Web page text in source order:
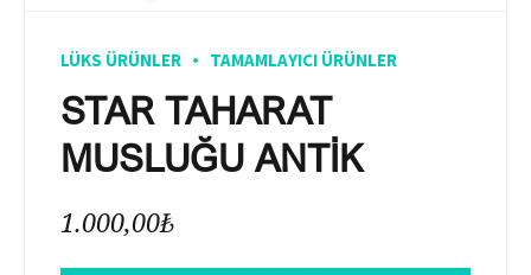
LÜKS ÜRÜNLER TAMAMLAYICI ÜRÜNLER
STAR TAHARAT
MUSLUĞU ANTİK
1.000,00₺